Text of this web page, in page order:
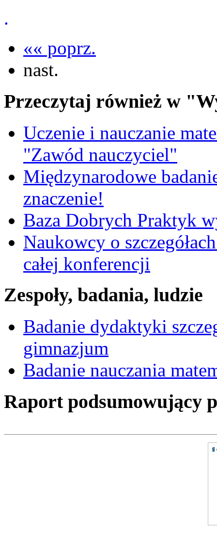
.
«« poprz.
nast.
Przeczytaj również w
Uczenie i nauczanie
"Zawód nauczyciel"
Międzynarodowe
znaczenie!
Baza Dobrych Praktyk
Naukowcy o
całej konferencji
Zespoły, badania, ludzie
Badanie dydaktyki
gimnazjum
Badanie nauczania
Raport podsumowujący